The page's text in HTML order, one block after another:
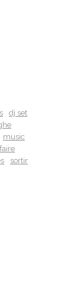
dj set
music
sortir